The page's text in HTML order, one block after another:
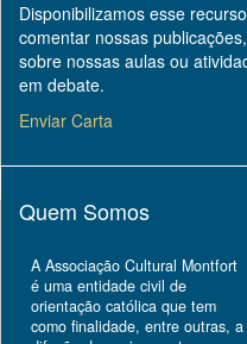
Disponibilizamos esse
comentar nossas
sobre nossas aulas ou
em debate.
Enviar Carta
Quem Somos
A Associação Cultural Montfort
é uma entidade civil de
orientação católica que tem
como finalidade, entre outras, a